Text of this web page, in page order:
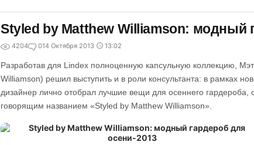
Styled by Matthew Williamson: модный
4204 014 Октября 2013 13:02
Разработав для Lindex полноценную капсульную коллекцию,
Williamson) решил выступить и в роли консультанта: в рамках
дизайнер лично отобрал лучшие вещи для осеннего гардероба,
говорящим названием «Styled by Matthew Williamson».